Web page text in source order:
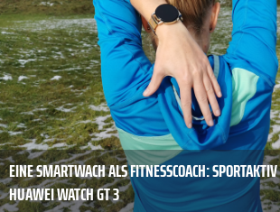
EINE SMARTWACH ALS FITNESSCOACH:
HUAWEI WATCH GT 3